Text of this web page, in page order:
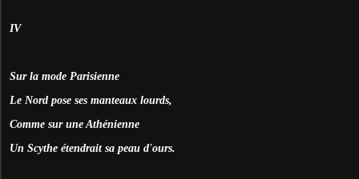
IV
Sur la mode Parisienne
Le Nord pose ses manteaux lourds,
Comme sur une Athénienne
Un Scythe étendrait sa peau d'ours.